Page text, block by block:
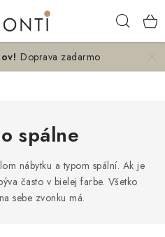
Doprava zadarmo
spálne
nábytku a typom spální. Ak je
často v bielej farbe. Všetko
na sebe zvonku má.